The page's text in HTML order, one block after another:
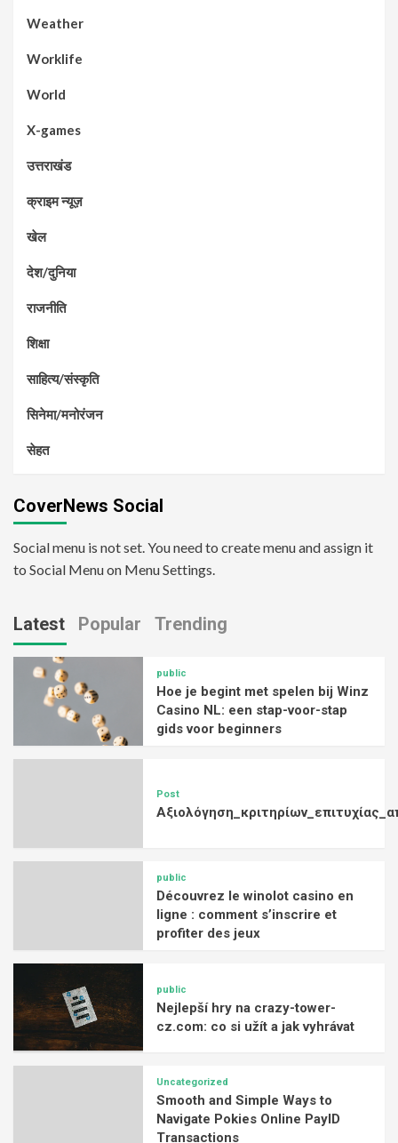
Weather
Worklife
World
X-games
उत्तराखंड
क्राइम न्यूज़
खेल
देश/दुनिया
राजनीति
शिक्षा
साहित्य/संस्कृति
सिनेमा/मनोरंजन
सेहत
CoverNews Social
Social menu is not set. You need to create menu and assign it
to Social Menu on Menu Settings.
Latest Popular Trending
public
Hoe je begint met spelen bij Winz
Casino NL: een stap-voor-stap
gids voor beginners
Post
public
Découvrez le winolot casino en
ligne : comment s’inscrire et
profiter des jeux
public
Nejlepší hry na crazy-tower-
cz.com: co si užít a jak vyhrávat
Uncategorized
Smooth and Simple Ways to
Navigate Pokies Online PayID
Transactions